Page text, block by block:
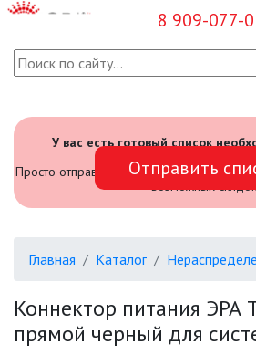
8 909-077-
О
У вас есть готовый список
Просто отправьте его нам и мы посчитаем
возможных скидок
Отправить
Главная Каталог
Коннектор питания ЭРА
прямой черный для